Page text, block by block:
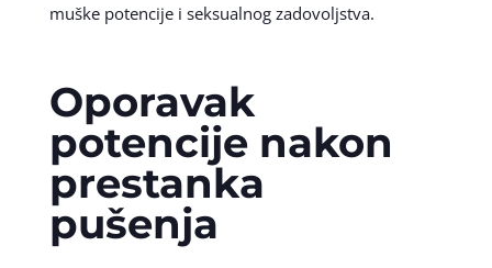
muške potencije i seksualnog zadovoljstva.
Oporavak
potencije nakon
prestanka
pušenja